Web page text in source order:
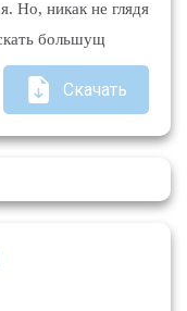
Но, никак не глядя
большущ
Скачать